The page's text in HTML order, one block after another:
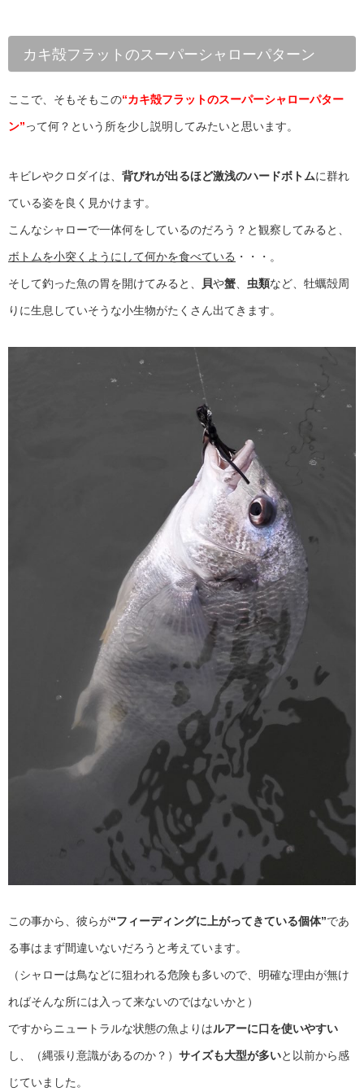
カキ殻フラットのスーパーシャローパターン
ここで、そもそもこの“カキ殻フラットのスーパーシャローパター
ン”って何？という所を少し説明してみたいと思います。
キビレやクロダイは、 背びれが出るほど激浅のハードボトムに群れ
ている姿を良く見かけます。
こんなシャローで一体何をしているのだろう？と観察してみると、
ボトムを小突くようにして何かを食べている ・・・。
そして釣った魚の胃を開けてみると、 貝や蟹 虫類など、牡蠣殻周
りに生息していそうな小生物がたくさん出てきます。
この事から、彼らが“フィーディングに上がってきている個体”であ
る事はまず間違いないだろうと考えています。
（シャローは鳥などに狙われる危険も多いので、明確な理由が無け
ればそんな所には入って来ないのではないかと）
ですからニュートラルな状態の魚よりはルアーに口を使いやすい
し、（縄張り意識があるのか？） サイズも大型が多いと以前から感
じていました。